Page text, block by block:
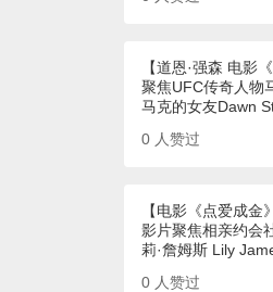
【道恩·强森 电影
聚焦UFC传奇人物
马克的女友Dawn
0 人赞过
【电影《点爱成金
影片聚焦相亲约会
莉·詹姆斯 Lily
0 人赞过